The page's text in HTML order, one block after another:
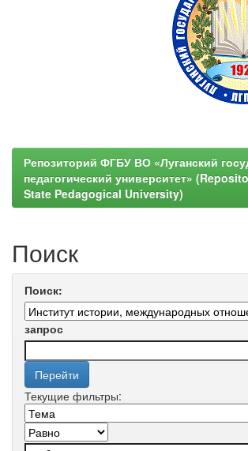
Репозиторий ФГБУ ВО «Луганский
педагогический университет»
State Pedagogical University)
Поиск
Поиск:
запрос
Текущие фильтры: